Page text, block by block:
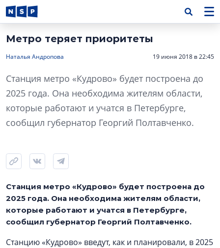
Метро теряет приоритеты
Наталья Андропова 19 июня 2018 в 22:45
Станция метро «Кудрово» будет построена до
2025 года. Она необходима жителям области,
которые работают и учатся в Петербурге,
сообщил губернатор Георгий Полтавченко.
Станция метро «Кудрово» будет построена до
2025 года. Она необходима жителям области,
которые работают и учатся в Петербурге,
сообщил губернатор Георгий Полтавченко.
Станцию «Кудрово» введут, как и планировали, в 2025